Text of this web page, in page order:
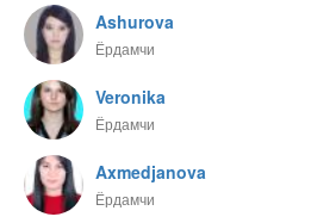
Ashurova
Ёрдамчи
Veronika
Ёрдамчи
Axmedjanova
Ёрдамчи